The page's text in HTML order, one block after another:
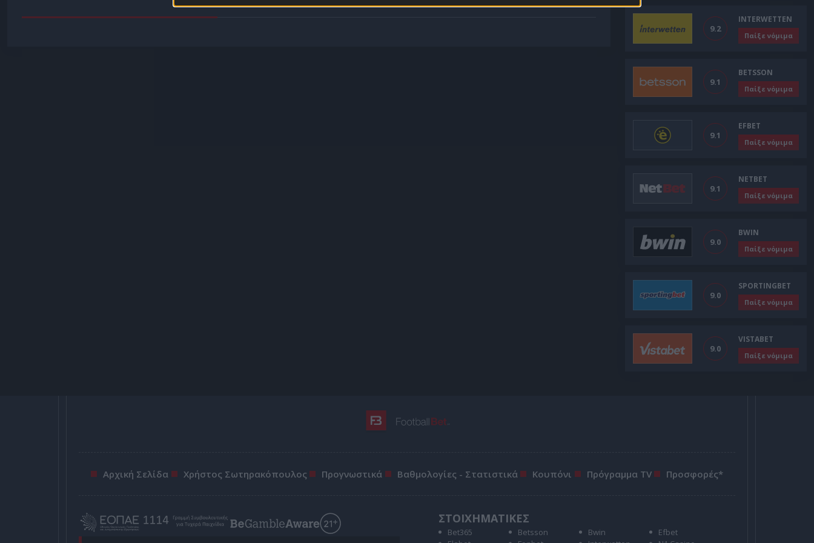
9.2
INTERWETTEN
Παίξε νόμιμα
9.1
BETSSON
Παίξε νόμιμα
9.1
EFBET
Παίξε νόμιμα
9.1
NETBET
Παίξε νόμιμα
9.0
BWIN
Παίξε νόμιμα
9.0
SPORTINGBET
Παίξε νόμιμα
9.0
VISTABET
Παίξε νόμιμα
Αρχική Σελίδα Χρήστος Σωτηρακόπουλος Προγνωστικά Βαθμολογίες - Στατιστικά Κουπόνι Πρόγραμμα TV Προσφορές*
ΣΤΟΙΧΗΜΑΤΙΚΕΣ
Bet365 Betsson Bwin
Efbet